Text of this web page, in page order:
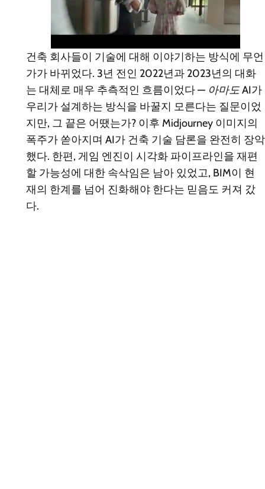
건축 회사들이 기술에 대해 이야기하는 방식에 무언
가가 바뀌었다. 3년 전인 2022년과 2023년의 대화
는 대체로 매우 추측적인 흐름이었다 — 아마도AI가
우리가 설계하는 방식을 바꿀지 모른다는 질문이었
지만, 그 끝은 어땠는가? 이후 Midjourney 이미지의
폭주가 쏟아지며 AI가 건축 기술 담론을 완전히 장악
했다. 한편, 게임 엔진이 시각화 파이프라인을 재편
할 가능성에 대한 속삭임은 남아 있었고, BIM이 현
재의 한계를 넘어 진화해야 한다는 믿음도 커져 갔
다.